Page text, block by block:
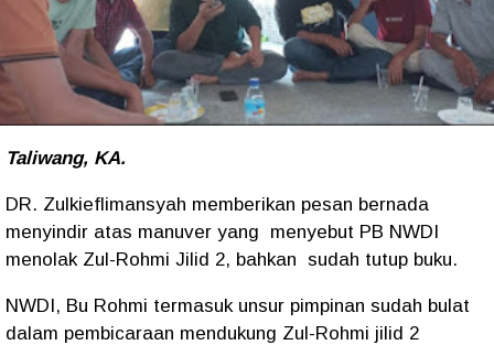
Taliwang, KA.
DR. Zulkieflimansyah memberikan pesan bernada
menyindir atas manuver yang menyebut PB NWDI
menolak Zul-Rohmi Jilid 2, bahkan sudah tutup buku.
NWDI, Bu Rohmi termasuk unsur pimpinan sudah bulat
dalam pembicaraan mendukung Zul-Rohmi jilid 2